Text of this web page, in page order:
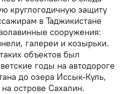
круглогодичную защиту
в Таджикистане
сооружения:
галереи и козырьки.
объектов был
годы на автодороге
до озера Иссык-Куль,
острове Сахалин.